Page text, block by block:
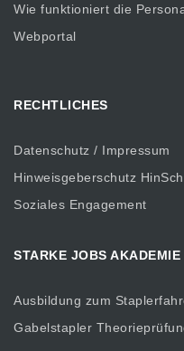
Wie funktioniert die
Webportal
RECHTLICHES
Datenschutz / Impressum
Hinweisgeberschutz
Soziales Engagement
STARKE JOBS AKADEMIE
Ausbildung zum
Gabelstapler